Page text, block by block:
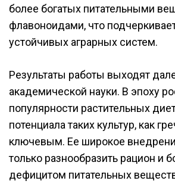
более богатых питательными
флавоноидами, что
устойчивых аграрных систем.
Результаты работы выходят
академической науки. В эпоху
популярности растительных
потенциала таких культур, как
ключевым. Ее широкое
только разнообразить рацион и
дефицитом питательных